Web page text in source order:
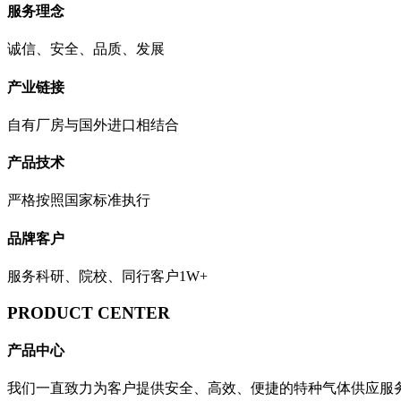
服务理念
诚信、安全、品质、发展
产业链接
自有厂房与国外进口相结合
产品技术
严格按照国家标准执行
品牌客户
服务科研、院校、同行客户1W+
PRODUCT CENTER
产品中心
我们一直致力为客户提供安全、高效、便捷的特种气体供应服